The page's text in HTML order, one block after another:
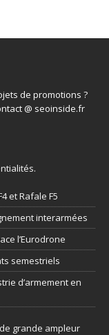
de promotions ?
@ seoinside.fr
.
et Rafale F5
interarmées
l’Eurodrone
semestriels
d’armement en
grande ampleur